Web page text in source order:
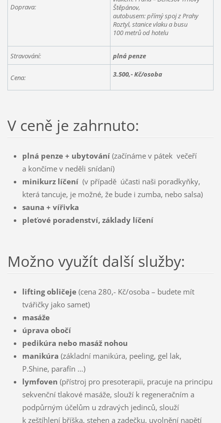
Doprava:
Štěpánov,
autobusem: přímý spoj z Prahy
Roztyl, stanice vlaku a busu
100 metrů od hotelu
Stravování: plná penze
Cena: 3.500,- Kč/osoba
V ceně je zahrnuto:
plná penze + ubytování(začínáme v pátek večeří
a končíme v neděli snídaní)
minikurz líčení(v případě účasti naši poradkyňky,
která tancuje, je možné, že bude i zumba, nebo salsa)
sauna + vířivka
pleťové poradenství, základy líčení
Možno využít další služby:
lifting obličeje(cena 280,- Kč/osoba – budete mít
tvářičky jako samet)
masáže
úprava obočí
pedikúra nebo masáž nohou
manikúra (základní manikúra, peeling, gel lak,
P.Shine, parafín …)
lymfoven (přístroj pro presoterapii, pracuje na principu
sekvenční tlakové masáže, slouží k regeneračním a
podpůrným účelům u zdravých jedinců, slouží
k zeštíhlení bříška, stehen a zadečku, uvolnění napětí